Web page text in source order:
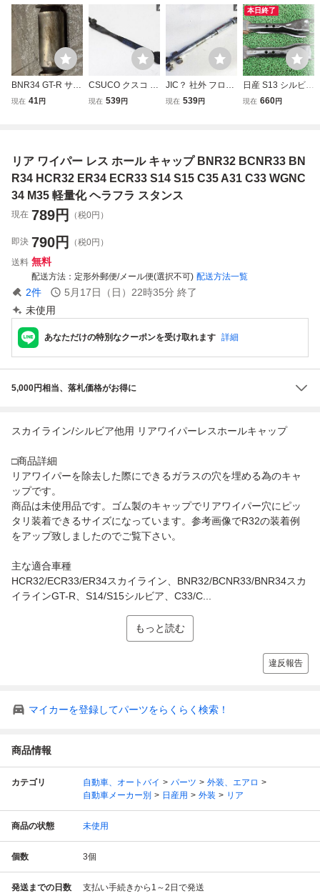
BNR34 GT-R サー
ド SARD キャタラ
nismo
現在 41円
CSUCO クスコ E
R34 スカイライン
ビア 棚2J4
現在 539円
JIC？ 社外 フロン
ト ピロ テンショ
シルビア S15にて
棚G-2
現在 539円
本日終了
日産 S13 シルビア
純正 トラクション
34 180SX
現在 660円
リア ワイパー レス ホール キャップ BNR32 BCNR33 BN
R34 HCR32 ER34 ECR33 S14 S15 C35 A31 C33 WGNC
34 M35 軽量化 ヘラフラ スタンス
現在 789円 （税0円）
即決 790円
（税0円）
送料 無料
配送方法 定形外郵便/メール便(選択不可) 配送方法一覧
2件 5月17日（日）22時35分 終了
未使用
あなただけの特別なクーポンを受け取れます 詳細
5,000円相当、落札価格がお得に
スカイライン/シルビア他用 リアワイパーレスホールキャップ
□商品詳細
リアワイパーを除去した際にできるガラスの穴を埋める為のキャ
ップです。
商品は未使用品です。ゴム製のキャップでリアワイパー穴にピッ
タリ装着できるサイズになっています。参考画像でR32の装着例
をアップ致しましたのでご覧下さい。
主な適合車種
HCR32/ECR33/ER34スカイライン、BNR32/BCNR33/BNR34スカ
イラインGT-R、S14/S15シルビア、C33/C...
もっと読む
違反報告
マイカーを登録してパーツをらくらく検索！
商品情報
カテゴリ 自動車、オートバイ パーツ
外装、エアロ
自動車メーカー別
日産用 外装 リア
商品の状態 未使用
個数 3個
発送までの日数 支払い手続きから1～2日で発送